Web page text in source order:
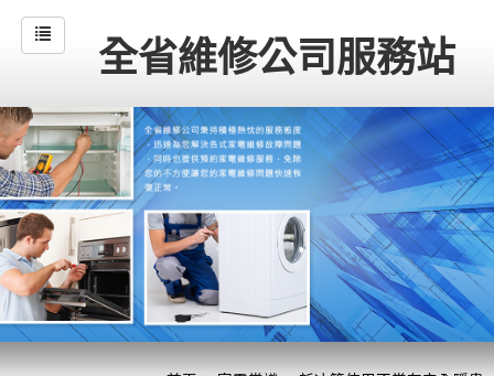
全省維修公司服務站